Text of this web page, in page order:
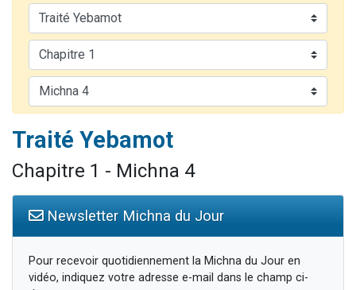
4 personnes viennent de nous rejoindre sur WhatsApp
3 personnes viennent de nous rejoindre sur WhatsApp
3 personnes viennent de faire un don pour 5 jours de vacances aux Orphelins
2 personnes viennent de faire un don pour Tsédaka : pauvres d'Israel
Traité Yebamot
Chapitre 1 - Michna 4
Newsletter Michna du Jour
Pour recevoir quotidiennement la Michna du Jour en
vidéo, indiquez votre adresse e-mail dans le champ ci-